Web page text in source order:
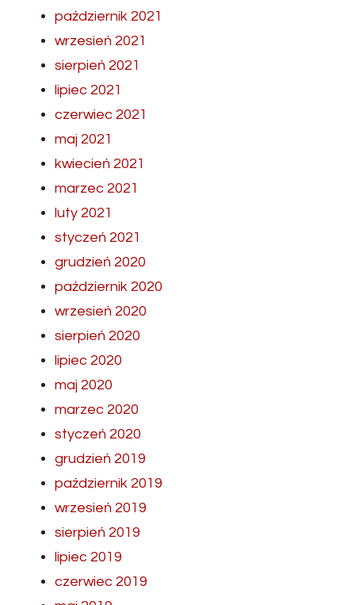
październik 2021
wrzesień 2021
sierpień 2021
lipiec 2021
czerwiec 2021
maj 2021
kwiecień 2021
marzec 2021
luty 2021
styczeń 2021
grudzień 2020
październik 2020
wrzesień 2020
sierpień 2020
lipiec 2020
maj 2020
marzec 2020
styczeń 2020
grudzień 2019
październik 2019
wrzesień 2019
sierpień 2019
lipiec 2019
czerwiec 2019